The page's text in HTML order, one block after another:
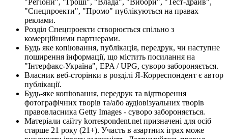
"Спецпроекти", "Промо" публікуються на правах
реклами.
Розділ Спецпроекти створюється спільно з
комерційними партнерами.
Будь яке копіювання, публікація, передрук, чи наступне
поширення інформації, що містить посилання на
"Інтерфакс-Україна", EPA / UPG, суворо забороняється.
Власник веб-сторінки в розділі Я-Корреспондент є автор
публікації.
Будь-яке копіювання, передрук та відтворення
фотографічних творів та/або аудіовізуальних творів
правовласника Getty Images - суворо забороняється.
Матеріали сайту korrespondent.net призначені для осіб
старше 21 року (21+). Участь в азартних іграх може